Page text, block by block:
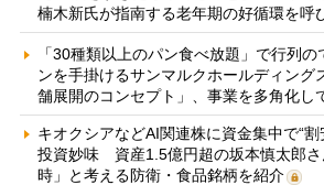
楠木新氏が指南する老年期の好循環を呼
「30種類以上のパン食べ放題」で行列
ンを手掛けるサンマルクホールディン
舗展開のコンセプト」、事業を多角化し
キオクシアなどAI関連株に資金集中で“割
投資妙味 資産1.5億円超の坂本慎太郎さ
時」と考える防衛・食品銘柄を紹介